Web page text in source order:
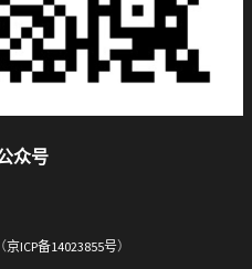
众号
京ICP备14023855号）